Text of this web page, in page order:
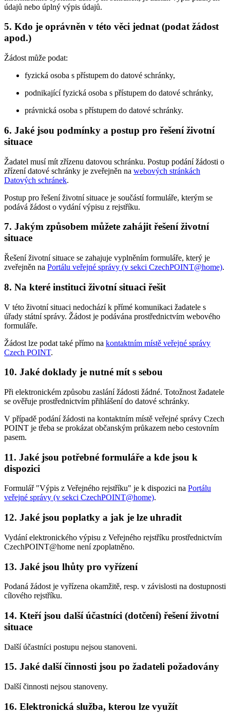
údajů nebo úplný výpis údajů.
5. Kdo je oprávněn v této věci jednat (podat žádost
apod.)
Žádost může podat:
fyzická osoba s přístupem do datové schránky,
podnikající fyzická osoba s přístupem do datové schránky,
právnická osoba s přístupem do datové schránky.
6. Jaké jsou podmínky a postup pro řešení životní
situace
Žadatel musí mít zřízenu datovou schránku. Postup podání žádosti o
zřízení datové schránky je zveřejněn na webových stránkách
Datových schránek.
Postup pro řešení životní situace je součástí formuláře, kterým se
podává žádost o vydání výpisu z rejstříku.
7. Jakým způsobem můžete zahájit řešení životní
situace
Řešení životní situace se zahajuje vyplněním formuláře, který je
zveřejněn na Portálu veřejné správy (v sekci CzechPOINT@home).
8. Na které instituci životní situaci řešit
V této životní situaci nedochází k přímé komunikaci žadatele s
úřady státní správy. Žádost je podávána prostřednictvím webového
formuláře.
Žádost lze podat také přímo na kontaktním místě veřejné správy
Czech POINT.
10. Jaké doklady je nutné mít s sebou
Při elektronickém způsobu zaslání žádosti žádné. Totožnost žadatele
se ověřuje prostřednictvím přihlášení do datové schránky.
V případě podání žádosti na kontaktním místě veřejné správy Czech
POINT je třeba se prokázat občanským průkazem nebo cestovním
pasem.
11. Jaké jsou potřebné formuláře a kde jsou k
dispozici
Formulář "Výpis z Veřejného rejstříku" je k dispozici na Portálu
veřejné správy (v sekci CzechPOINT@home).
12. Jaké jsou poplatky a jak je lze uhradit
Vydání elektronického výpisu z Veřejného rejstříku prostřednictvím
CzechPOINT@home není zpoplatněno.
13. Jaké jsou lhůty pro vyřízení
Podaná žádost je vyřízena okamžitě, resp. v závislosti na dostupnosti
cílového rejstříku.
14. Kteří jsou další účastníci (dotčení) řešení životní
situace
Další účastníci postupu nejsou stanoveni.
15. Jaké další činnosti jsou po žadateli požadovány
Další činnosti nejsou stanoveny.
16. Elektronická služba, kterou lze využít